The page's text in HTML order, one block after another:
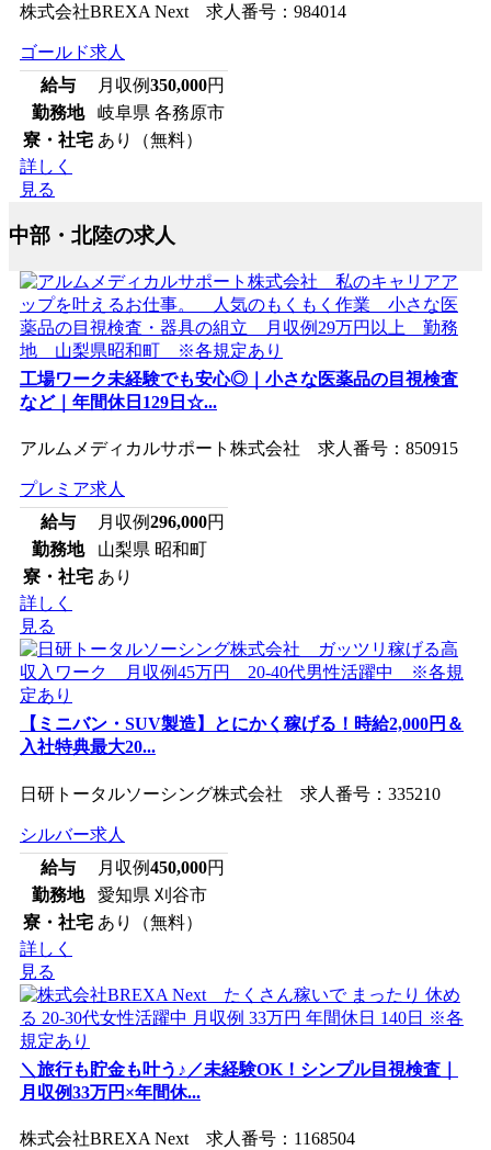
株式会社BREXA Next 求人番号：984014
ゴールド求人
給与
月収例350,000円
勤務地
岐阜県 各務原市
寮・社宅 あり（無料）
詳しく
見る
中部・北陸の求人
工場ワーク未経験でも安心◎｜小さな医薬品の目視検査
など｜年間休日129日☆...
アルムメディカルサポート株式会社 求人番号：850915
プレミア求人
給与
月収例296,000円
勤務地
山梨県 昭和町
寮・社宅 あり
詳しく
見る
【ミニバン・SUV製造】とにかく稼げる！時給2,000円＆
入社特典最大20...
日研トータルソーシング株式会社 求人番号：335210
シルバー求人
給与
月収例450,000円
勤務地
愛知県 刈谷市
寮・社宅 あり（無料）
詳しく
見る
＼旅行も貯金も叶う♪／未経験OK！シンプル目視検査｜
月収例33万円×年間休...
株式会社BREXA Next 求人番号：1168504